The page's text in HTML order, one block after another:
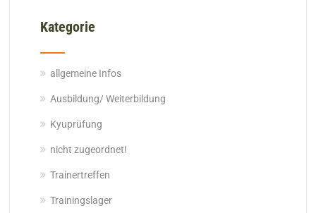
Kategorie
allgemeine Infos
Ausbildung/ Weiterbildung
Kyuprüfung
nicht zugeordnet!
Trainertreffen
Trainingslager